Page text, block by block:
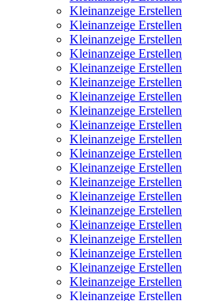
Kleinanzeige Erstellen
Kleinanzeige Erstellen
Kleinanzeige Erstellen
Kleinanzeige Erstellen
Kleinanzeige Erstellen
Kleinanzeige Erstellen
Kleinanzeige Erstellen
Kleinanzeige Erstellen
Kleinanzeige Erstellen
Kleinanzeige Erstellen
Kleinanzeige Erstellen
Kleinanzeige Erstellen
Kleinanzeige Erstellen
Kleinanzeige Erstellen
Kleinanzeige Erstellen
Kleinanzeige Erstellen
Kleinanzeige Erstellen
Kleinanzeige Erstellen
Kleinanzeige Erstellen
Kleinanzeige Erstellen
Kleinanzeige Erstellen